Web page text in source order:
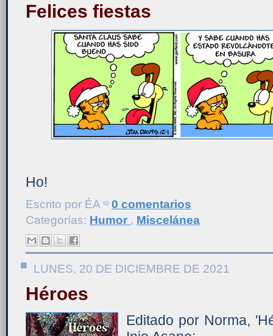
Felices fiestas
Ho!
Escrito por ÉA
0 comentarios
Categorías: Humor , Miscelánea
LUNES, 20 DE DICIEMBRE DE 2021
Héroes
Editado por Norma,